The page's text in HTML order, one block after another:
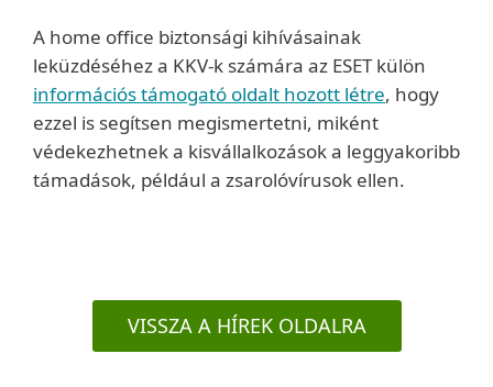
A home office biztonsági kihívásainak
leküzdéséhez a KKV-k számára az ESET külön
információs támogató oldalt hozott létre, hogy
ezzel is segítsen megismertetni, miként
védekezhetnek a kisvállalkozások a leggyakoribb
támadások, például a zsarolóvírusok ellen.
VISSZA A HÍREK OLDALRA